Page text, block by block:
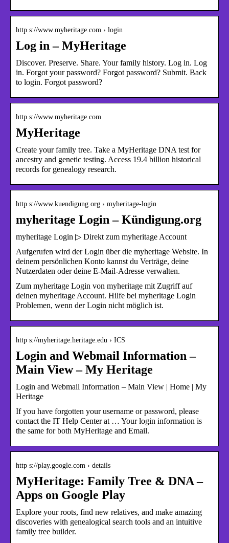
http s://www.myheritage.com › login
Log in – MyHeritage
Discover. Preserve. Share. Your family history. Log in. Log
in. Forgot your password? Forgot password? Submit. Back
to login. Forgot password?
http s://www.myheritage.com
MyHeritage
Create your family tree. Take a MyHeritage DNA test for
ancestry and genetic testing. Access 19.4 billion historical
records for genealogy research.
http s://www.kuendigung.org › myheritage-login
myheritage Login – Kündigung.org
myheritage Login ▷ Direkt zum myheritage Account
Aufgerufen wird der Login über die myheritage Website. In
deinem persönlichen Konto kannst du Verträge, deine
Nutzerdaten oder deine E-Mail-Adresse verwalten.
Zum myheritage Login von myheritage mit Zugriff auf
deinen myheritage Account. Hilfe bei myheritage Login
Problemen, wenn der Login nicht möglich ist.
http s://myheritage.heritage.edu › ICS
Login and Webmail Information –
Main View – My Heritage
Login and Webmail Information – Main View | Home | My
Heritage
If you have forgotten your username or password, please
contact the IT Help Center at … Your login information is
the same for both MyHeritage and Email.
http s://play.google.com › details
MyHeritage: Family Tree & DNA –
Apps on Google Play
Explore your roots, find new relatives, and make amazing
discoveries with genealogical search tools and an intuitive
family tree builder.